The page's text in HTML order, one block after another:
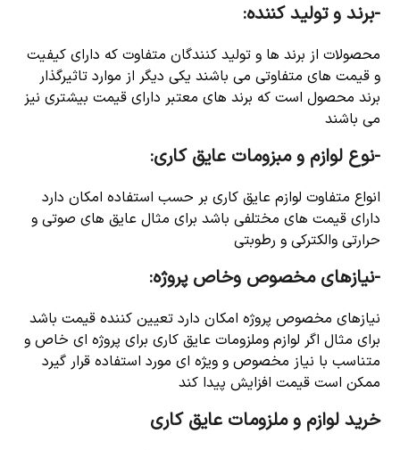
-برند و تولید کننده:
محصولات از برند ها و تولید کنندگان متفاوت که دارای کیفیت
و قیمت های متفاوتی می باشند یکی دیگر از موارد تاثیرگذار
برند محصول است که برند های معتبر دارای قیمت بیشتری نیز
می باشند
-نوع لوازم و مبزومات عایق کاری:
انواع متفاوت لوازم عایق کاری بر حسب استفاده امکان دارد
دارای قیمت های مختلفی باشد برای مثال عایق های صوتی و
حرارتی والکترکی و رطوبتی
-نیازهای مخصوص وخاص پروژه:
نیازهای مخصوص پروژه امکان دارد تعیین کننده قیمت باشد
برای مثال اگر لوازم وملزومات عایق کاری برای پروژه ای خاص و
متناسب با نیاز مخصوص و ویژه ای مورد استفاده قرار گیرد
ممکن است قیمت افزایش پیدا کند
خرید لوازم و ملزومات عایق کاری